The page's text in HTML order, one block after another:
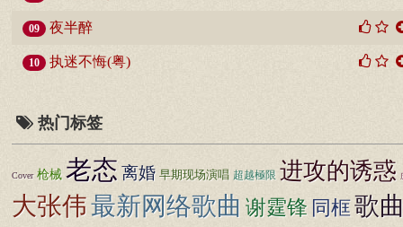
09 夜半醉
10 执迷不悔(粤)
热门标签
Cover 枪械 老态离婚 早期现场演唱 超越極限 进攻的诱惑
大张伟最新网络歌曲 谢霆锋 同框歌